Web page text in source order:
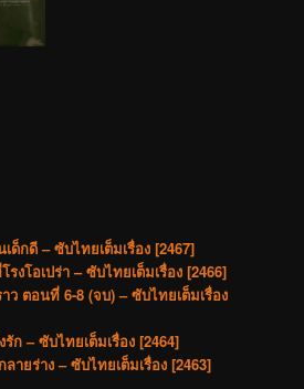
ด็กดี – ซับไทยเต็มเรื่อง [2467]
รงโอเปร่า – ซับไทยเต็มเรื่อง [2466]
ว ตอนที่ 6-8 (จบ) – ซับไทยเต็มเรื่อง
ก – ซับไทยเต็มเรื่อง [2464]
ายร่าง – ซับไทยเต็มเรื่อง [2463]